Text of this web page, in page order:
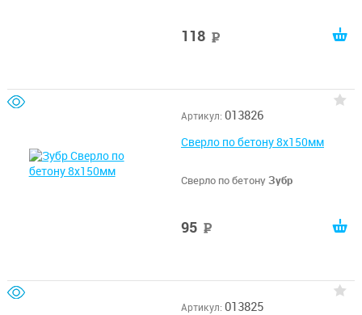
118
Артикул: 013826
Сверло по бетону 8x150мм
Сверло по бетону Зубр
95
Артикул: 013825